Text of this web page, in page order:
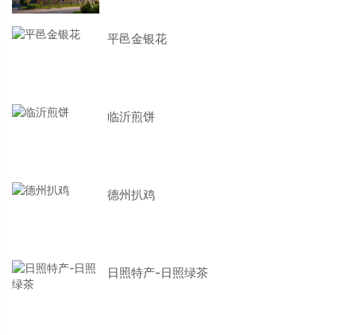
平邑金银花
临沂煎饼
德州扒鸡
日照特产-日照绿茶